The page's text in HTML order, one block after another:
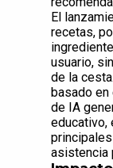
El
recetas,
usuario,
de la
basado
de IA
educativo,
asistencia